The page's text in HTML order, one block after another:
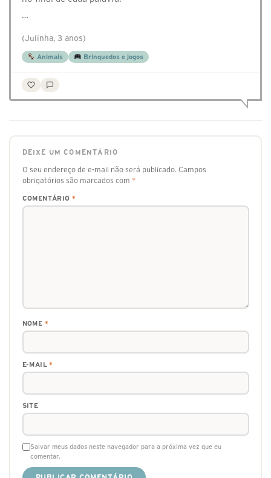
…
(Julinha, 3 anos)
Animais Brinquedos e jogos
DEIXE UM COMENTÁRIO
O seu endereço de e-mail não será publicado. Campos
obrigatórios são marcados com *
COMENTÁRIO *
NOME *
E-MAIL*
SITE
Salvar meus dados neste navegador para a próxima vez que eu
comentar.